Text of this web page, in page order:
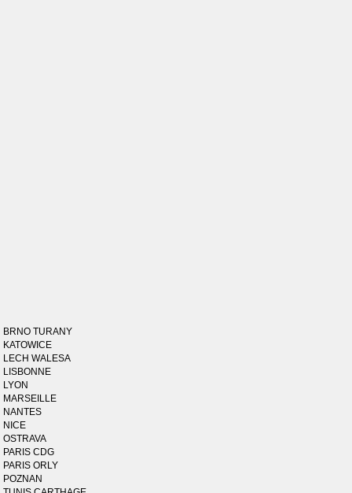
BRNO TURANY
KATOWICE
LECH WALESA
LISBONNE
LYON
MARSEILLE
NANTES
NICE
OSTRAVA
PARIS CDG
PARIS ORLY
POZNAN